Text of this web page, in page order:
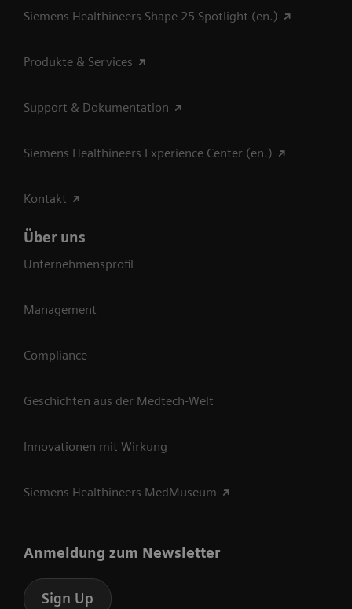
Siemens Healthineers Shape 25 Spotlight (en.)
Produkte & Services
Support & Dokumentation
Siemens Healthineers Experience Center (en.)
Kontakt
Über uns
Unternehmensprofil
Management
Compliance
Geschichten aus der Medtech-Welt
Innovationen mit Wirkung
Siemens Healthineers MedMuseum
Anmeldung zum Newsletter
Sign Up